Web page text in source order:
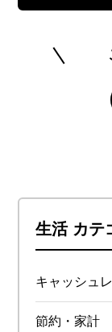
を楽しみ、
情報発信に
生活 カテ
キャッシュ
節約・家計